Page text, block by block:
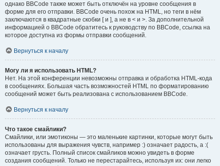
однако BBCode также может быть отключён на уровне сообщения в
форме для его отправки. BBCode очень похож на HTML, но теги в нём
заключаются в квадратные скобки [ и ], а не в < и >. За дополнительной
информацией о BBCode обратитесь к руководству по BBCode, ссылка на
которое доступна из формы отправки сообщений.
Вернуться к началу
Могу ли я использовать HTML?
Нет. На этой конференции невозможны отправка и обработка HTML-кода
в сообщениях. Большая часть возможностей HTML по форматированию
сообщений может быть реализована с использованием BBCode.
Вернуться к началу
Что такое смайлики?
Смайлики, или эмотиконы — это маленькие картинки, которые могут быть
использованы для выражения чувств, например :) означает радость, а :(
означает грусть. Полный список смайликов можно увидеть в форме
создания сообщений. Только не перестарайтесь, используя их: они легко